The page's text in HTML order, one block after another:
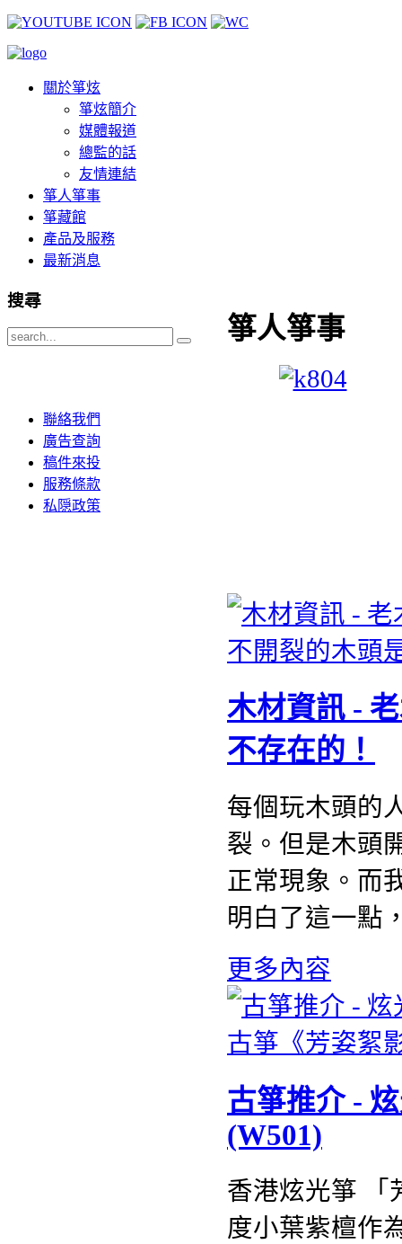
關於箏炫
箏炫簡介
媒體報道
總監的話
友情連結
箏人箏事
箏藏館
產品及服務
最新消息
箏人箏事
木材資訊 -
不存在的！
每個玩木頭的
裂。但是木頭
正常現象。而
明白了這一點
更多內容
古箏推介 -
(W501)
香港炫光箏
度小葉紫檀作
搜尋
聯絡我們
廣告查詢
稿件來投
服務條款
私隠政策